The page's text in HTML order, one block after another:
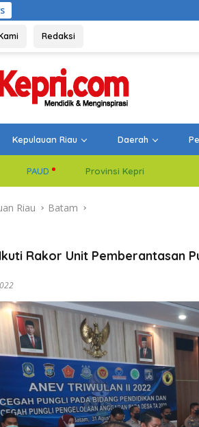
Bupati Aneng
Redaksi
Kepulauan Riau Daerah
PAUD Provinsi Kepri
Riau Batam
Rakor Unit Pemberantasan